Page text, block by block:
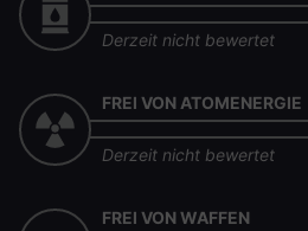
Derzeit nicht bewertet
FREI VON ATOMENERGIE
Derzeit nicht bewertet
FREI VON WAFFEN